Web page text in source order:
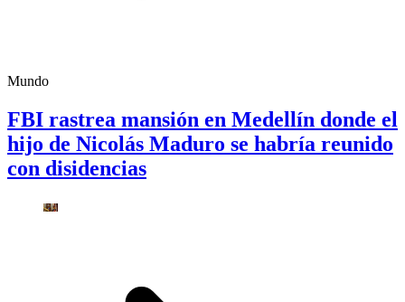
Mundo
FBI rastrea mansión en Medellín donde el
hijo de Nicolás Maduro se habría reunido
con disidencias